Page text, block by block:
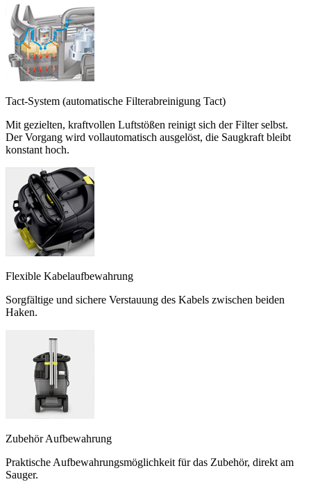
Tact-System (automatische Filterabreinigung Tact)
Mit gezielten, kraftvollen Luftstößen reinigt sich der Filter selbst.
Der Vorgang wird vollautomatisch ausgelöst, die Saugkraft bleibt
konstant hoch.
Flexible Kabelaufbewahrung
Sorgfältige und sichere Verstauung des Kabels zwischen beiden
Haken.
Zubehör Aufbewahrung
Praktische Aufbewahrungsmöglichkeit für das Zubehör, direkt am
Sauger.